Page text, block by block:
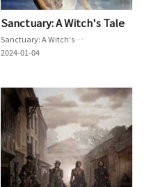
Sanctuary: A Witch's Tale
Sanctuary: A Witch's Tale
2024-01-04